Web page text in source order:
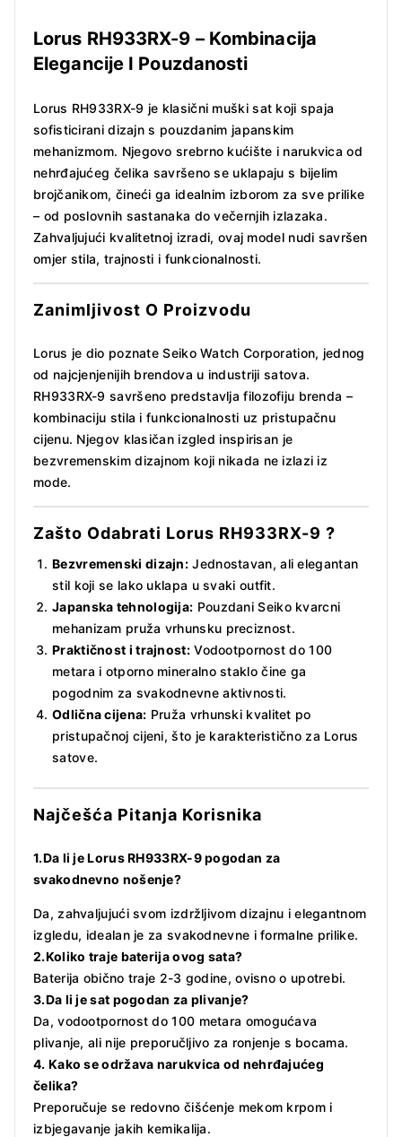
Lorus RH933RX-9 – Kombinacija
Elegancije I Pouzdanosti
Lorus RH933RX-9 je klasični muški sat koji spaja
sofisticirani dizajn s pouzdanim japanskim
mehanizmom. Njegovo srebrno kućište i narukvica od
nehrđajućeg čelika savršeno se uklapaju s bijelim
brojčanikom, čineći ga idealnim izborom za sve prilike
– od poslovnih sastanaka do večernjih izlazaka.
Zahvaljujući kvalitetnoj izradi, ovaj model nudi savršen
omjer stila, trajnosti i funkcionalnosti.
Zanimljivost O Proizvodu
Lorus je dio poznate Seiko Watch Corporation, jednog
od najcjenjenijih brendova u industriji satova.
RH933RX-9 savršeno predstavlja filozofiju brenda –
kombinaciju stila i funkcionalnosti uz pristupačnu
cijenu. Njegov klasičan izgled inspirisan je
bezvremenskim dizajnom koji nikada ne izlazi iz
mode.
Zašto Odabrati Lorus RH933RX-9 ?
Bezvremenski dizajn: Jednostavan, ali elegantan
stil koji se lako uklapa u svaki outfit.
Japanska tehnologija: Pouzdani Seiko kvarcni
mehanizam pruža vrhunsku preciznost.
Praktičnost i trajnost:Vodootpornost do 100
metara i otporno mineralno staklo čine ga
pogodnim za svakodnevne aktivnosti.
Odlična cijena: Pruža vrhunski kvalitet po
pristupačnoj cijeni, što je karakteristično za Lorus
satove.
Najčešća Pitanja Korisnika
1.Da li je Lorus RH933RX-9 pogodan za
svakodnevno nošenje?
Da, zahvaljujući svom izdržljivom dizajnu i elegantnom
izgledu, idealan je za svakodnevne i formalne prilike.
2.Koliko traje baterija ovog sata?
Baterija obično traje 2-3 godine, ovisno o upotrebi.
3.Da li je sat pogodan za plivanje?
Da, vodootpornost do 100 metara omogućava
plivanje, ali nije preporučljivo za ronjenje s bocama.
4. Kako se održava narukvica od nehrđajućeg
čelika?
Preporučuje se redovno čišćenje mekom krpom i
izbjegavanje jakih kemikalija.